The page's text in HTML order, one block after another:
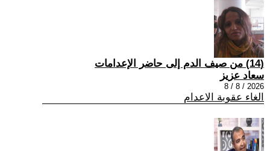
(14) من صيف الدم إلى حاضر الإعدامات
سعاد عزيز
2026 / 8 / 8
الغاء عقوبة الاعدام